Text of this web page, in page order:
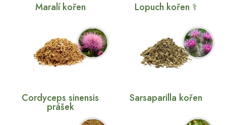
Maralí kořen Lopuch kořen ⚕
Cordyceps sinensis
prášek
Sarsaparilla kořen